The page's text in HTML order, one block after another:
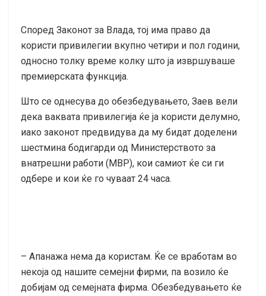
Според Законот за Влада, тој има право да
користи привилегии вкупно четири и пол години,
односно толку време колку што ја извршуваше
премиерската функција.
Што се однесува до обезбедувањето, Заев вели
дека ваквата привилегија ќе ја користи делумно,
иако законот предвидува да му бидат доделени
шестмина бодигарди од Министерството за
внатрешни работи (МВР), кои самиот ќе си ги
одбере и кои ќе го чуваат 24 часа.
– Апанажа нема да користам. Ќе се вработам во
некоја од нашите семејни фирми, па возило ќе
добијам од семејната фирма. Обезбедувањето ќе